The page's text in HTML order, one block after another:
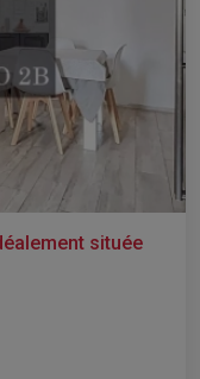
située